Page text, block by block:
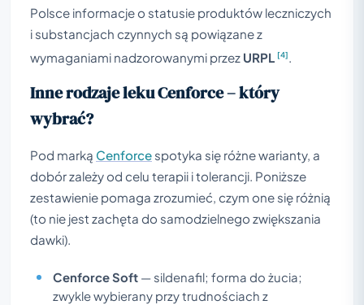
Polsce informacje o statusie produktów leczniczych
i substancjach czynnych są powiązane z
wymaganiami nadzorowanymi przez URPL [4].
Inne rodzaje leku Cenforce – który
wybrać?
Pod marką Cenforce spotyka się różne warianty, a
dobór zależy od celu terapii i tolerancji. Poniższe
zestawienie pomaga zrozumieć, czym one się różnią
(to nie jest zachęta do samodzielnego zwiększania
dawki).
Cenforce Soft — sildenafil; forma do żucia;
zwykle wybierany przy trudnościach z